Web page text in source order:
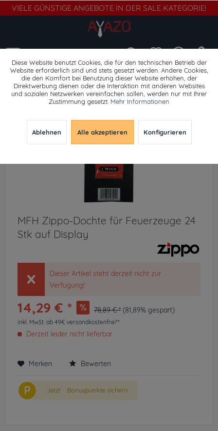
VIELE GÜNSTIGE ANGEBOTE IN DER SALE KATEGORIE!
Gehörschutz
MFH Zippo-Dochte für Feuerzeuge 24
Stk auf Display
Dieser Artikel steht derzeit nicht zur
Verfügung!
14,29 € * 78,89 € * (81,89% gespart)
inkl. MwSt. ab 49€ versandkostenfrei**
Derzeit leider nicht lieferbar
Merken Bewerten
P Jetzt Bonuspunkte sichern
Diese Website benutzt Cookies, die für den technischen Betrieb der
Website erforderlich sind und stets gesetzt werden. Andere Cookies,
die den Komfort bei Benutzung dieser Website erhöhen, der
Direktwerbung dienen oder die Interaktion mit anderen Websites
und sozialen Netzwerken vereinfachen sollen, werden nur mit Ihrer
Zustimmung gesetzt. Mehr Informationen
Ablehnen Alle akzeptieren Konfigurieren